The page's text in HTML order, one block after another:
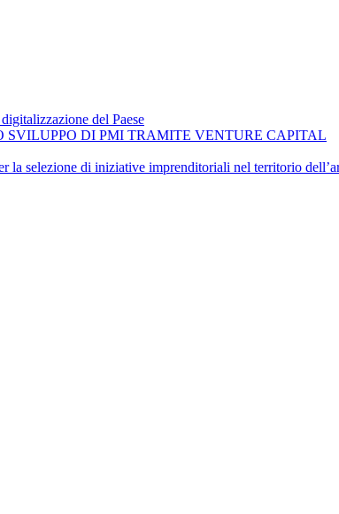
del Paese
DI PMI TRAMITE VENTURE CAPITAL
la selezione di iniziative imprenditoriali nel territorio